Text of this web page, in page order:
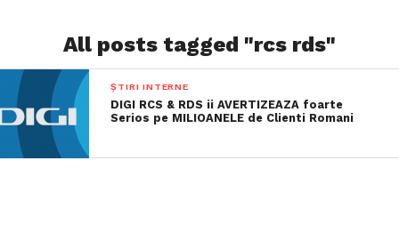
All posts tagged "rcs rds"
ȘTIRI INTERNE
DIGI RCS & RDS ii AVERTIZEAZA foarte
Serios pe MILIOANELE de Clienti Romani